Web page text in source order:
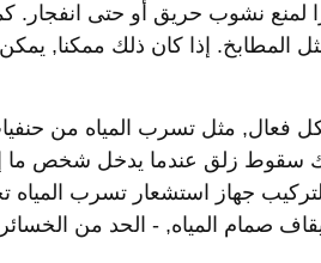
نشوب حريق أو حتى انفجار.
المطابخ. إذا كان ذلك ممكنا,
فعال, مثل تسرب المياه من
سقوط زلق عندما يدخل شخص
جهاز استشعار تسرب المياه
صمام المياه, - الحد من